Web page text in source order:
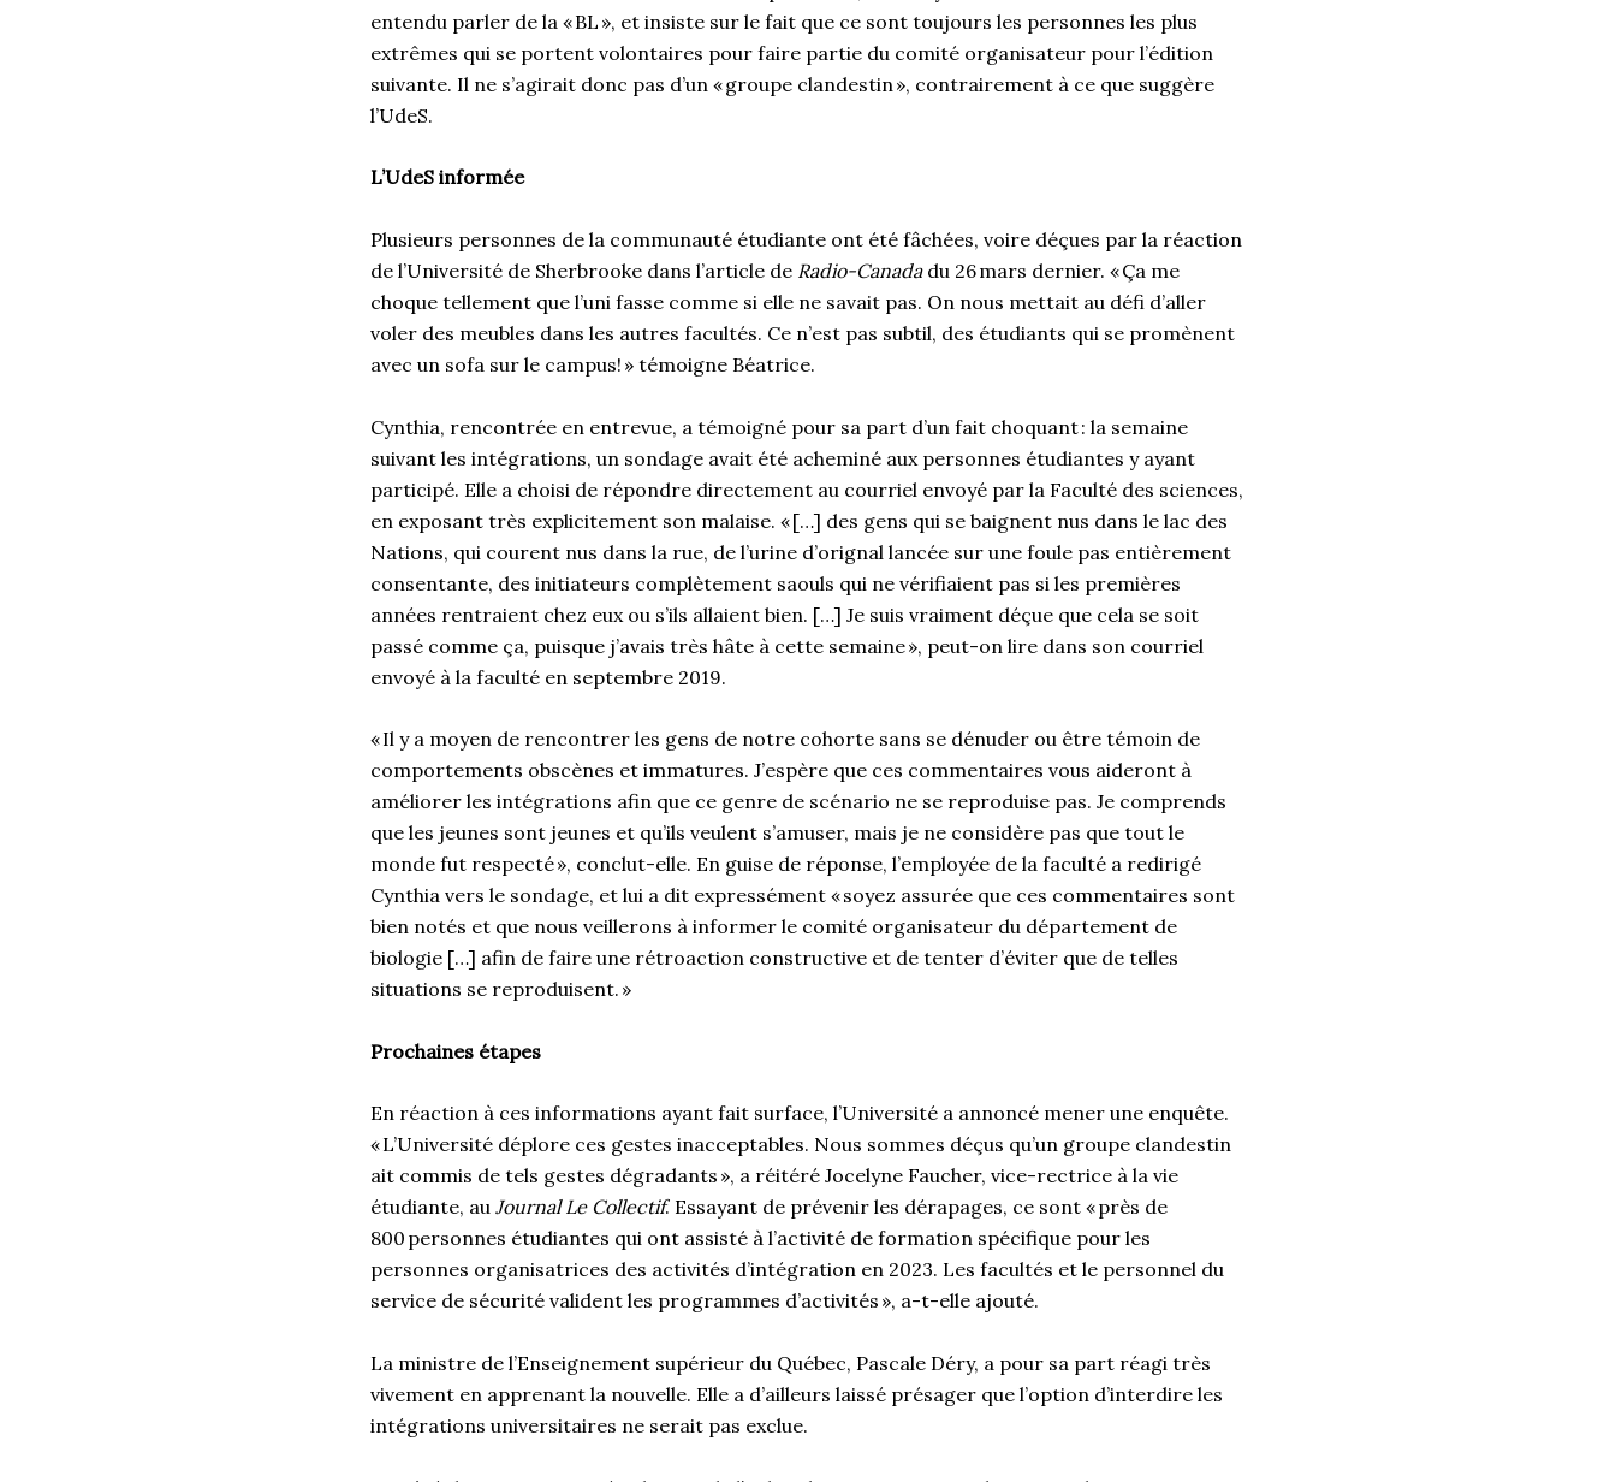
entendu parler de la « BL », et insiste sur le fait que ce sont toujours les personnes les plus
extrêmes qui se portent volontaires pour faire partie du comité organisateur pour l’édition
suivante. Il ne s’agirait donc pas d’un « groupe clandestin », contrairement à ce que suggère
l’UdeS.
L’UdeS informée
Plusieurs personnes de la communauté étudiante ont été fâchées, voire déçues par la réaction
de l’Université de Sherbrooke dans l’article de Radio-Canadadu 26 mars dernier. « Ça me
choque tellement que l’uni fasse comme si elle ne savait pas. On nous mettait au défi d’aller
voler des meubles dans les autres facultés. Ce n’est pas subtil, des étudiants qui se promènent
avec un sofa sur le campus! » témoigne Béatrice.
Cynthia, rencontrée en entrevue, a témoigné pour sa part d’un fait choquant : la semaine
suivant les intégrations, un sondage avait été acheminé aux personnes étudiantes y ayant
participé. Elle a choisi de répondre directement au courriel envoyé par la Faculté des sciences,
en exposant très explicitement son malaise. « […] des gens qui se baignent nus dans le lac des
Nations, qui courent nus dans la rue, de l’urine d’orignal lancée sur une foule pas entièrement
consentante, des initiateurs complètement saouls qui ne vérifiaient pas si les premières
années rentraient chez eux ou s’ils allaient bien. […] Je suis vraiment déçue que cela se soit
passé comme ça, puisque j’avais très hâte à cette semaine », peut-on lire dans son courriel
envoyé à la faculté en septembre 2019.
« Il y a moyen de rencontrer les gens de notre cohorte sans se dénuder ou être témoin de
comportements obscènes et immatures. J’espère que ces commentaires vous aideront à
améliorer les intégrations afin que ce genre de scénario ne se reproduise pas. Je comprends
que les jeunes sont jeunes et qu’ils veulent s’amuser, mais je ne considère pas que tout le
monde fut respecté », conclut-elle. En guise de réponse, l’employée de la faculté a redirigé
Cynthia vers le sondage, et lui a dit expressément « soyez assurée que ces commentaires sont
bien notés et que nous veillerons à informer le comité organisateur du département de
biologie […] afin de faire une rétroaction constructive et de tenter d’éviter que de telles
situations se reproduisent. »
Prochaines étapes
En réaction à ces informations ayant fait surface, l’Université a annoncé mener une enquête.
« L’Université déplore ces gestes inacceptables. Nous sommes déçus qu’un groupe clandestin
ait commis de tels gestes dégradants », a réitéré Jocelyne Faucher, vice-rectrice à la vie
étudiante, au Journal Le Collectif. Essayant de prévenir les dérapages, ce sont « près de
800 personnes étudiantes qui ont assisté à l’activité de formation spécifique pour les
personnes organisatrices des activités d’intégration en 2023. Les facultés et le personnel du
service de sécurité valident les programmes d’activités », a-t-elle ajouté.
La ministre de l’Enseignement supérieur du Québec, Pascale Déry, a pour sa part réagi très
vivement en apprenant la nouvelle. Elle a d’ailleurs laissé présager que l’option d’interdire les
intégrations universitaires ne serait pas exclue.